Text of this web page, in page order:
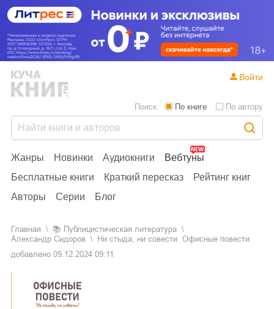
Жанры Новинки Аудиокниги
Вебтуны
Бесплатные книги
Краткий пересказ
Рейтинг книг
Авторы
Серии Блог
Поиск: По книге По автору
Войти
Главная 📚
публицистическая литература
Александр Сидоров
Ни стыда, ни совести. Офисные повести
добавлено 09.12.2024 09:11